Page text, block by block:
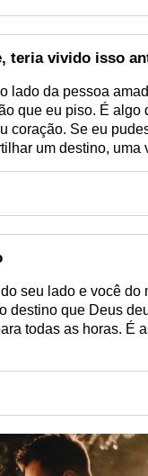
teria vivido isso
lado da pessoa
que eu piso. É
coração. Se eu
um destino, uma
seu lado e você
destino que Deus
todas as horas. É